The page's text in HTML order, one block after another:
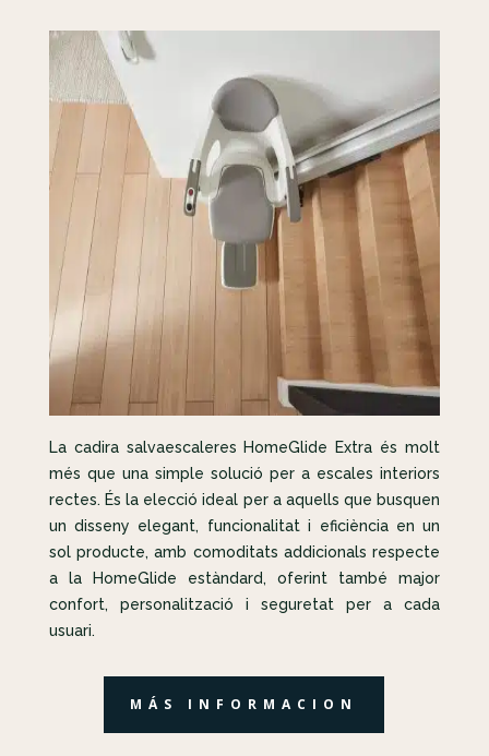
La cadira salvaescaleres HomeGlide Extra és molt
més que una simple solució per a escales interiors
rectes. És la elecció ideal per a aquells que busquen
un disseny elegant, funcionalitat i eficiència en un
sol producte, amb comoditats addicionals respecte
a la HomeGlide estàndard, oferint també major
confort, personalització i seguretat per a cada
usuari.
MÁS INFORMACION